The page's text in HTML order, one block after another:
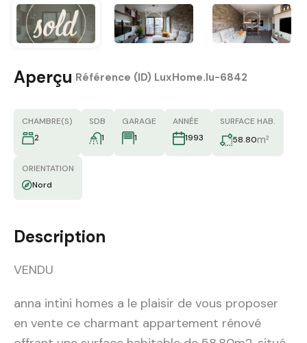
Aperçu Référence (ID) LuxHome.lu-6842
CHAMBRE(S)
2
SDB
1
GARAGE
1
ANNÉE
1993
SURFACE HAB.
58.80m²
ORIENTATION
Nord
Description
VENDU
anna intini homes a le plaisir de vous proposer
en vente ce charmant appartement rénové